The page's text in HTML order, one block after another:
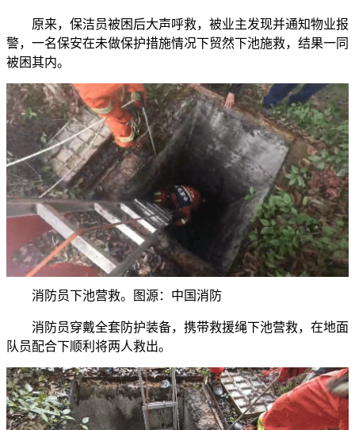
原来，保洁员被困后大声呼救，被业主发现并通知物业报
警，一名保安在未做保护措施情况下贸然下池施救，结果一同
被困其内。
消防员下池营救。图源：中国消防
消防员穿戴全套防护装备，携带救援绳下池营救，在地面
队员配合下顺利将两人救出。